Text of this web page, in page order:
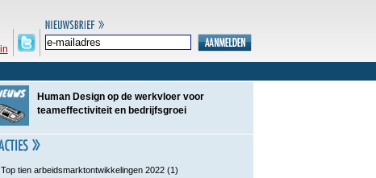
Human Design op de werkvloer voor
teameffectiviteit en bedrijfsgroei
Top tien arbeidsmarktontwikkelingen 2022 (1)